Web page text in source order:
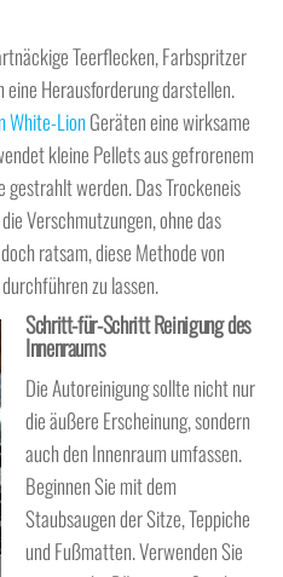
Teerflecken, Farbspritzer
Herausforderung darstellen.
White-Lion Geräten eine wirksame
kleine Pellets aus gefrorenem
gestrahlt werden. Das Trockeneis
Verschmutzungen, ohne das
ratsam, diese Methode von
zu lassen.
Schritt-für-Schritt Reinigung des
Innenraums
Die Autoreinigung sollte nicht nur
die äußere Erscheinung, sondern
auch den Innenraum umfassen.
Beginnen Sie mit dem
Staubsaugen der Sitze, Teppiche
und Fußmatten. Verwenden Sie